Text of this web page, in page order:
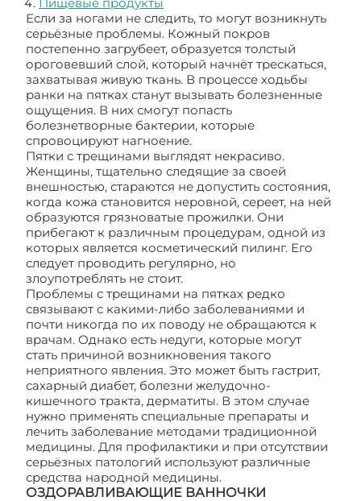
Если за ногами не следить, то могут возникнуть
серьёзные проблемы. Кожный покров
постепенно загрубеет, образуется толстый
ороговевший слой, который начнёт трескаться,
захватывая живую ткань. В процессе ходьбы
ранки на пятках станут вызывать болезненные
ощущения. В них смогут попасть
болезнетворные бактерии, которые
спровоцируют нагноение.
Пятки с трещинами выглядят некрасиво.
Женщины, тщательно следящие за своей
внешностью, стараются не допустить состояния,
когда кожа становится неровной, сереет, на ней
образуются грязноватые прожилки. Они
прибегают к различным процедурам, одной из
которых является косметический пилинг. Его
следует проводить регулярно, но
злоупотреблять не стоит.
Проблемы с трещинами на пятках редко
связывают с какими-либо заболеваниями и
почти никогда по их поводу не обращаются к
врачам. Однако есть недуги, которые могут
стать причиной возникновения такого
неприятного явления. Это может быть гастрит,
сахарный диабет, болезни желудочно-
кишечного тракта, дерматиты. В этом случае
нужно применять специальные препараты и
лечить заболевание методами традиционной
медицины. Для профилактики и при отсутствии
серьёзных патологий используют различные
средства народной медицины.
ОЗДОРАВЛИВАЮЩИЕ ВАННОЧКИ